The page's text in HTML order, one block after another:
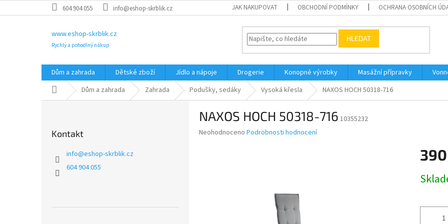
na
604 904 055 info@eshop-skrblik.cz JAK NAKUPOVAT OBCHODNÍ PODMÍNKY OCHRANA OSOBNÍCH
www.eshop-skrblik.cz
Rychlý a pohodlný nákup
HLEDAT
Dům a zahrada Dětské zboží Jídlo a nápoje Drogerie Konopné výrobky Masážní přípravky
Domů Dům a zahrada Zahrada Podušky, sedáky Vysoká křesla NAXOS HOCH 50318-716
Kontakt
info@eshop-skrblik.cz
604 904 055
NAXOS HOCH 50318-716 10355232
Průměrné
Neohodnoceno Podrobnosti hodnocení
cena: